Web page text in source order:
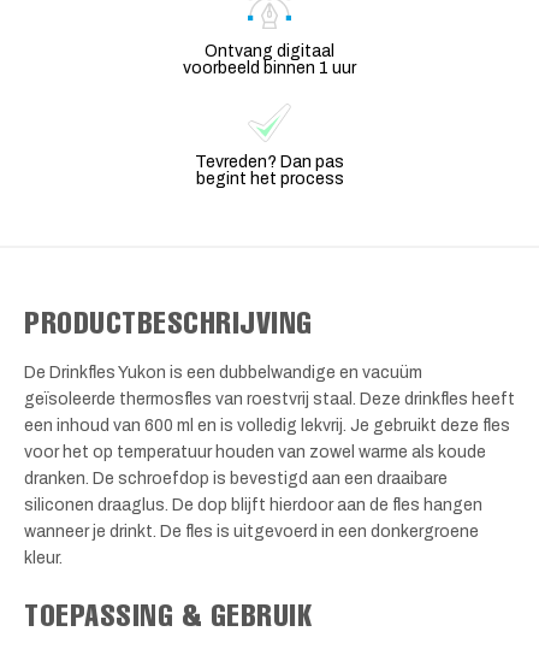
Ontvang digitaal
voorbeeld binnen 1 uur
Tevreden? Dan pas
begint het process
PRODUCTBESCHRIJVING
De Drinkfles Yukon is een dubbelwandige en vacuüm
geïsoleerde thermosfles van roestvrij staal. Deze drinkfles heeft
een inhoud van 600 ml en is volledig lekvrij. Je gebruikt deze fles
voor het op temperatuur houden van zowel warme als koude
dranken. De schroefdop is bevestigd aan een draaibare
siliconen draaglus. De dop blijft hierdoor aan de fles hangen
wanneer je drinkt. De fles is uitgevoerd in een donkergroene
kleur.
TOEPASSING & GEBRUIK